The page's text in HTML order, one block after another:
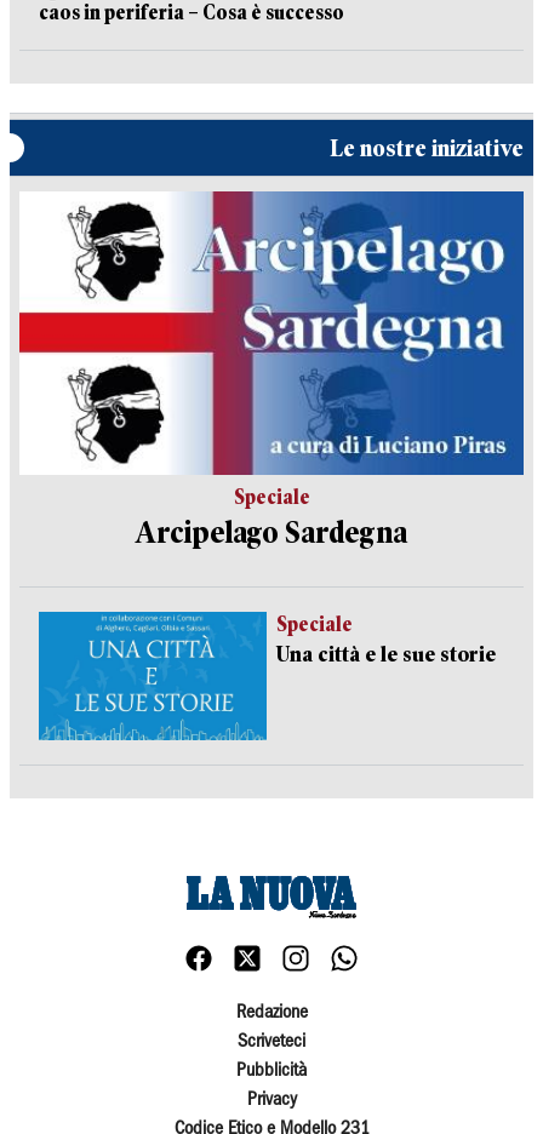
caos in periferia – Cosa è successo
Le nostre iniziative
Speciale
Arcipelago Sardegna
Speciale
Una città e le sue storie
Redazione
Scriveteci
Pubblicità
Privacy
Codice Etico e Modello 231